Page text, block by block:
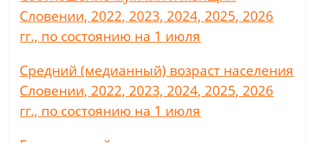
Словении, 2022, 2023, 2024, 2025, 2026
гг., по состоянию на 1 июля
Средний (медианный) возраст населения
Словении, 2022, 2023, 2024, 2025, 2026
гг., по состоянию на 1 июля